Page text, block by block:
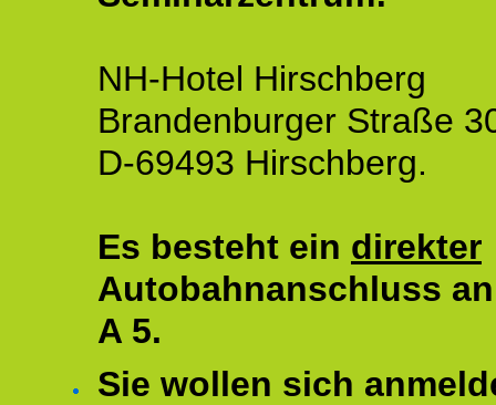
NH-Hotel Hirschberg
Brandenburger Straße
D-69493 Hirschberg.
Es besteht ein direkter
Autobahnanschluss
A 5.
Sie wollen sich